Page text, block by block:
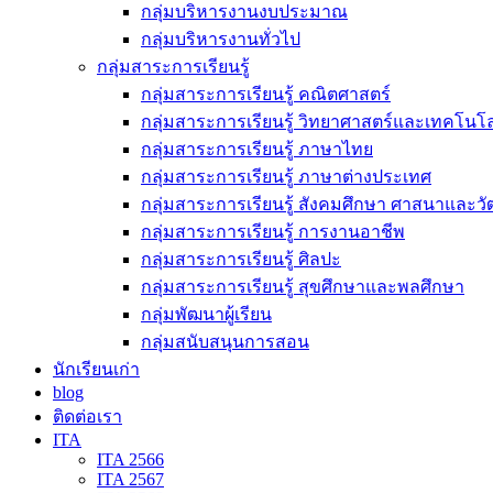
กลุ่มบริหารงานงบประมาณ
กลุ่มบริหารงานทั่วไป
กลุ่มสาระการเรียนรู้
กลุ่มสาระการเรียนรู้ คณิตศาสตร์
กลุ่มสาระการเรียนรู้ วิทยาศาสตร์และเทคโนโ
กลุ่มสาระการเรียนรู้ ภาษาไทย
กลุ่มสาระการเรียนรู้ ภาษาต่างประเทศ
กลุ่มสาระการเรียนรู้ สังคมศึกษา ศาสนาและ
กลุ่มสาระการเรียนรู้ การงานอาชีพ
กลุ่มสาระการเรียนรู้ ศิลปะ
กลุ่มสาระการเรียนรู้ สุขศึกษาและพลศึกษา
กลุ่มพัฒนาผู้เรียน
กลุ่มสนับสนุนการสอน
นักเรียนเก่า
blog
ติดต่อเรา
ITA
ITA 2566
ITA 2567